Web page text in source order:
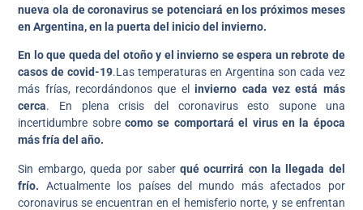
nueva ola de coronavirus se potenciará en los próximos meses
en Argentina, en la puerta del inicio del invierno.
En lo que queda del otoño y el invierno se espera un rebrote de
casos de covid-19.Las temperaturas en Argentina son cada vez
más frías, recordándonos que elinvierno cada vez está más
cerca. En plena crisis del coronavirus esto supone una
incertidumbre sobrecomo se comportará el virus en la época
más fría del año.
Sin embargo, queda por saber qué ocurrirá con la llegada del
frío. Actualmente los países del mundo más afectados por
coronavirus se encuentran en el hemisferio norte, y se enfrentan